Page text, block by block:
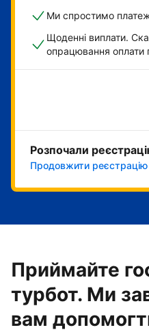
Ми спростимо
Щоденні виплати.
опрацювання оплати
Розпочали
Продовжити реєстрацію
Приймайте
турбот. Ми
вам